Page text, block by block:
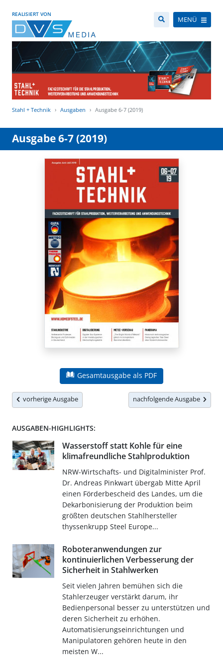
REALISIERT VON
MENÜ
Stahl + Technik Ausgaben Ausgabe 6-7 (2019)
Ausgabe 6-7 (2019)
Gesamtausgabe als PDF
vorherige Ausgabe nachfolgende Ausgabe
AUSGABEN-HIGHLIGHTS:
Wasserstoff statt Kohle für eine
klimafreundliche Stahlproduktion
NRW-Wirtschafts- und Digitalminister Prof.
Dr. Andreas Pinkwart übergab Mitte April
einen Förderbescheid des Landes, um die
Dekarbonisierung der Produktion beim
größten deutschen Stahlhersteller
thyssenkrupp Steel Europe...
Roboteranwendungen zur
kontinuierlichen Verbesserung der
Sicherheit in Stahlwerken
Seit vielen Jahren bemühen sich die
Stahlerzeuger verstärkt darum, ihr
Bedienpersonal besser zu unterstützen und
deren Sicherheit zu erhöhen.
Automatisierungseinrichtungen und
Manipulatoren gehören heute in den
meisten W...